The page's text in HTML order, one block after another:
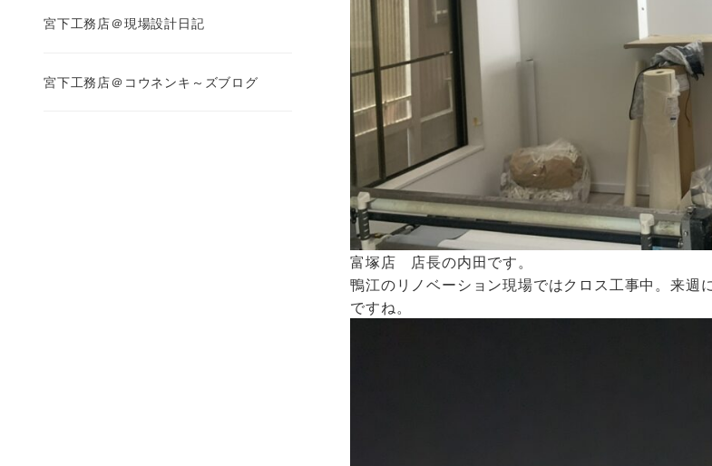
富塚店 店長の内田です。
鴨江のリノベーション現場ではクロス工事中。来週
ですね。
宮下工務店＠現場設計日記
宮下工務店＠コウネンキ～ズブログ